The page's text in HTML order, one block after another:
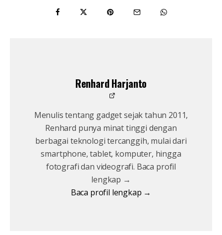
Renhard Harjanto
Menulis tentang gadget sejak tahun 2011,
Renhard punya minat tinggi dengan
berbagai teknologi tercanggih, mulai dari
smartphone, tablet, komputer, hingga
fotografi dan videografi. Baca profil
lengkap →
Baca profil lengkap →